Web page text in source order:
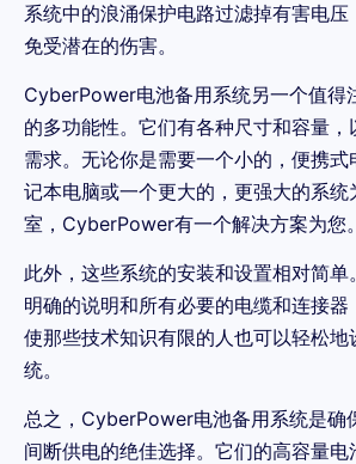
系统中的浪涌保护电路过滤掉有害电压
免受潜在的伤害。
CyberPower电池备用系统另一个值得
的多功能性。它们有各种尺寸和容量，
需求。无论你是需要一个小的，便携
记本电脑或一个更大的，更强大的系统
室，CyberPower有一个解决方案为您。
此外，这些系统的安装和设置相对简
明确的说明和所有必要的电缆和连接器
使那些技术知识有限的人也可以轻松
统。
总之，CyberPower电池备用系统是确
间断供电的绝佳选择。它们的高容量电